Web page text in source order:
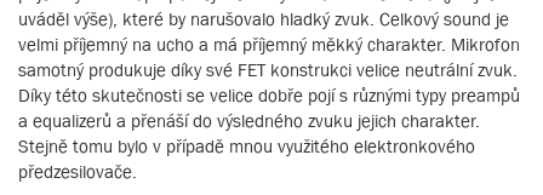
uváděl výše), které by narušovalo hladký zvuk. Celkový sound je
velmi příjemný na ucho a má příjemný měkký charakter. Mikrofon
samotný produkuje díky své FET konstrukci velice neutrální zvuk.
Díky této skutečnosti se velice dobře pojí s různými typy preampů
a equalizerů a přenáší do výsledného zvuku jejich charakter.
Stejně tomu bylo v případě mnou využitého elektronkového
předzesilovače.